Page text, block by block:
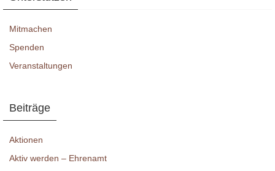
Mitmachen
Spenden
Veranstaltungen
Beiträge
Aktionen
Aktiv werden – Ehrenamt